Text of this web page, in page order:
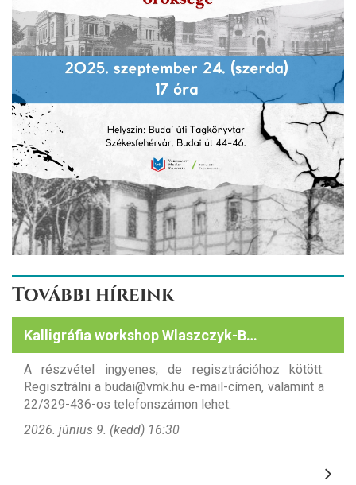
További híreink
Kalligráfia workshop Wlaszczyk-Baboth Dórával
A részvétel ingyenes, de regisztrációhoz kötött.
Regisztrálni a budai@vmk.hu e-mail-címen, valamint a
22/329-436-os telefonszámon lehet.
2026. június 9. (kedd) 16:30